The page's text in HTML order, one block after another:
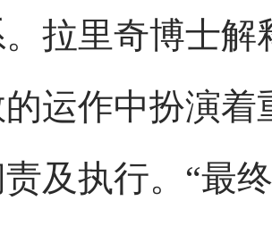
拉里奇博士
运作中扮演
及执行。“最